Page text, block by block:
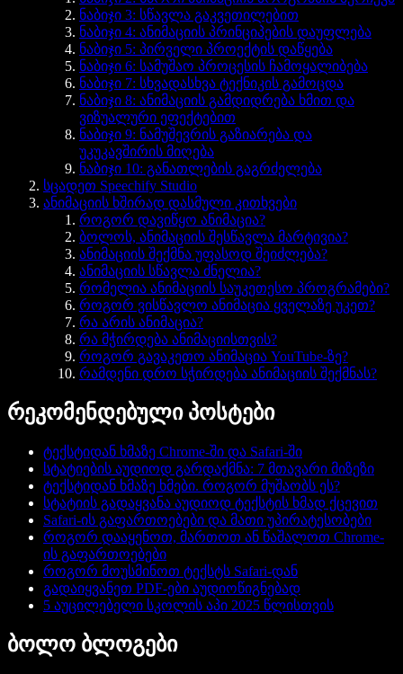
ნაბიჯი 3: სწავლა გაკვეთილებით
ნაბიჯი 4: ანიმაციის პრინციპების დაუფლება
ნაბიჯი 5: პირველი პროექტის დაწყება
ნაბიჯი 6: სამუშაო პროცესის ჩამოყალიბება
ნაბიჯი 7: სხვადასხვა ტექნიკის გამოცდა
ნაბიჯი 8: ანიმაციის გამდიდრება ხმით და
ვიზუალური ეფექტებით
ნაბიჯი 9: ნამუშევრის გაზიარება და
უკუკავშირის მიღება
ნაბიჯი 10: განათლების გაგრძელება
სცადეთ Speechify Studio
ანიმაციის ხშირად დასმული კითხვები
როგორ დავიწყო ანიმაცია?
ბოლოს, ანიმაციის შესწავლა მარტივია?
ანიმაციის შექმნა უფასოდ შეიძლება?
ანიმაციის სწავლა ძნელია?
რომელია ანიმაციის საუკეთესო პროგრამები?
როგორ ვისწავლო ანიმაცია ყველაზე უკეთ?
რა არის ანიმაცია?
რა მჭირდება ანიმაციისთვის?
როგორ გავაკეთო ანიმაცია YouTube-ზე?
რამდენი დრო სჭირდება ანიმაციის შექმნას?
რეკომენდებული პოსტები
ტექსტიდან ხმაზე Chrome-ში და Safari-ში
სტატიების აუდიოდ გარდაქმნა: 7 მთავარი მიზეზი
ტექსტიდან ხმაზე ხმები. როგორ მუშაობს ეს?
სტატიის გადაყვანა აუდიოდ ტექსტის ხმად ქცევით
Safari-ის გაფართოებები და მათი უპირატესობები
როგორ დააყენოთ, მართოთ ან წაშალოთ Chrome-
ის გაფართოებები
როგორ მოუსმინოთ ტექსტს Safari-დან
გადაიყვანეთ PDF-ები აუდიოწიგნებად
5 აუცილებელი სკოლის აპი 2025 წლისთვის
ბოლო ბლოგები